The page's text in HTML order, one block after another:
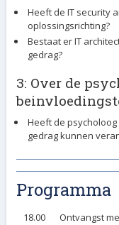
Heeft de IT security
oplossingsrichting?
Bestaat er IT
gedrag?
3: Over de
Heeft de
gedrag kunnen
Programma
18.00
Ontvangst